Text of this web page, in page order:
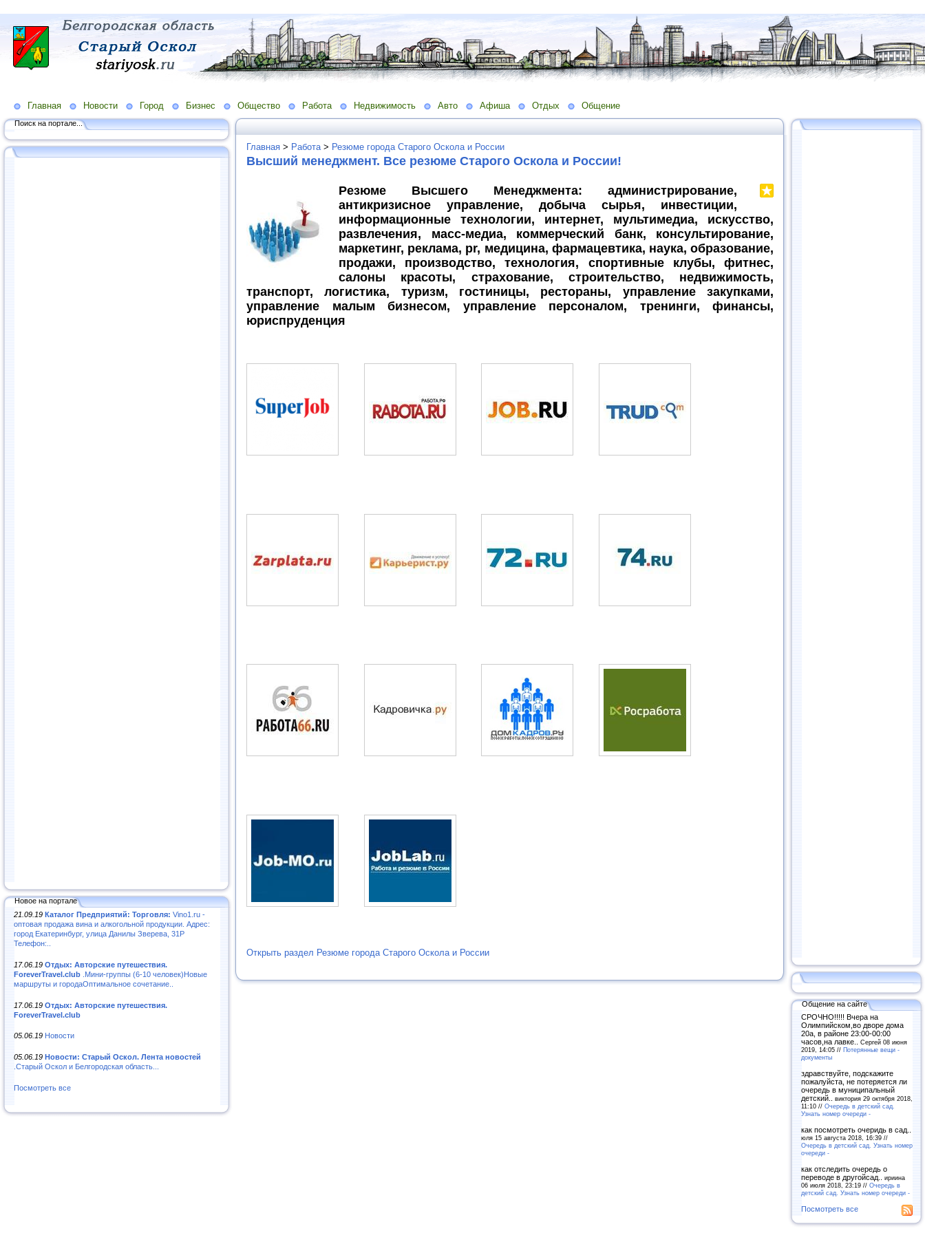
Главная Новости Город Бизнес Общество Работа Недвижимость Авто Афиша Отдых Общение
Поиск на портале...
Новое на портале
21.09.19 Каталог Предприятий: Торговля: Vino1.ru -
оптовая продажа вина и алкогольной продукции. Адрес:
город Екатеринбург, улица Данилы Зверева, 31Р
Телефон:..
17.06.19 Отдых: Авторские путешествия.
ForeverTravel.club .Мини-группы (6-10 человек)Новые
маршруты и городаОптимальное сочетание..
17.06.19 Отдых: Авторские путешествия.
ForeverTravel.club
05.06.19 Новости
05.06.19 Новости: Старый Оскол. Лента новостей
.Старый Оскол и Белгородская область...
Посмотреть все
Главная > Работа > Резюме города Старого Оскола и России
Высший менеджмент. Все резюме Старого Оскола и России!
Резюме Высшего Менеджмента: администрирование,
антикризисное управление, добыча cырья, инвестиции,
информационные технологии, интернет, мультимедиа, искусство,
развлечения, масс-медиа, коммерческий банк, консультирование,
маркетинг, реклама, pr, медицина, фармацевтика, наука, образование,
продажи, производство, технология, спортивные клубы, фитнес,
салоны красоты, страхование, строительство, недвижимость,
транспорт, логистика, туризм, гостиницы, рестораны, управление закупками,
управление малым бизнесом, управление персоналом, тренинги, финансы,
юриспруденция
Открыть раздел Резюме города Старого Оскола и России
Общение на сайте
СРОЧНО!!!!! Вчера на
Олимпийском,во дворе дома
20а, в районе 23:00-00:00
часов,на лавке.. Сергей 08 июня
2019, 14:05 // Потерянные вещи -
документы
здравствуйте, подскажите
пожалуйста, не потеряется ли
очередь в муниципальный
детский.. виктория 29 октября 2018,
11:10 // Очередь в детский сад.
Узнать номер очереди -
как посмотреть очеридь в сад..
юля 15 августа 2018, 16:39 //
Очередь в детский сад. Узнать номер
очереди -
как отследить очередь о
переводе в другойсад.. ириина
06 июля 2018, 23:19 // Очередь в
детский сад. Узнать номер очереди -
Посмотреть все